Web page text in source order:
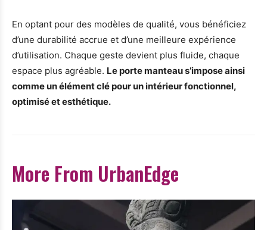
En optant pour des modèles de qualité, vous bénéficiez
d’une durabilité accrue et d’une meilleure expérience
d’utilisation. Chaque geste devient plus fluide, chaque
espace plus agréable. Le porte manteau s’impose ainsi
comme un élément clé pour un intérieur fonctionnel,
optimisé et esthétique.
More From UrbanEdge